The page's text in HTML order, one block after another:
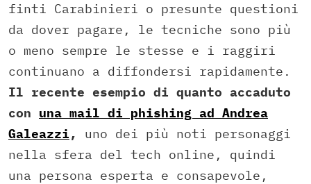
finti Carabinieri o presunte questioni
da dover pagare, le tecniche sono più
o meno sempre le stesse e i raggiri
continuano a diffondersi rapidamente.
Il recente esempio di quanto accaduto
con una mail di phishing ad Andrea
Galeazzi,
uno dei più noti personaggi
nella sfera del tech online, quindi
una persona esperta e consapevole,